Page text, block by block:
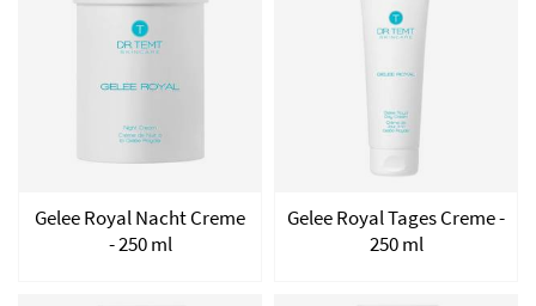
Gelee Royal Nacht Creme
- 250 ml
Gelee Royal Tages Creme -
250 ml